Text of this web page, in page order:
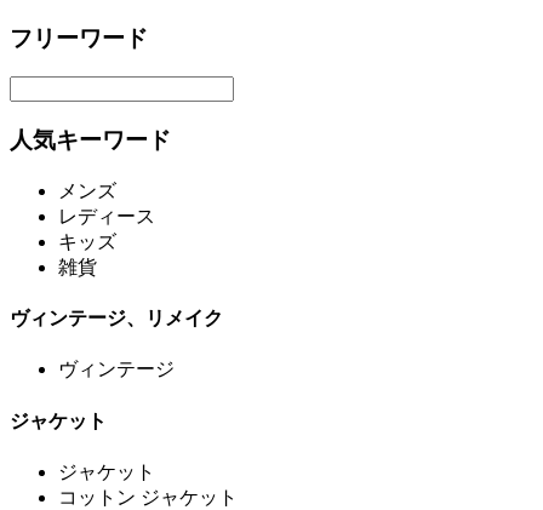
フリーワード
人気キーワード
メンズ
レディース
キッズ
雑貨
ヴィンテージ、リメイク
ヴィンテージ
ジャケット
ジャケット
コットン ジャケット